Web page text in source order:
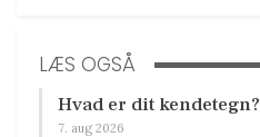
LÆS OGSÅ
Hvad er dit kendetegn?
7. aug 2026